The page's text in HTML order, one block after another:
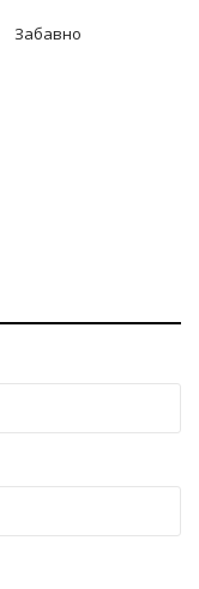
Забавно